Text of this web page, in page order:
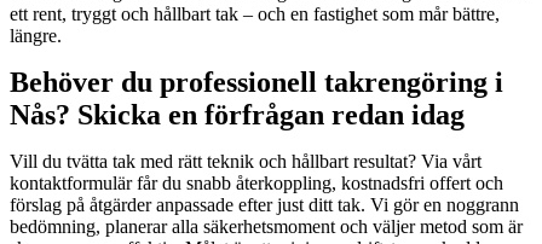
ett rent, tryggt och hållbart tak – och en fastighet som mår bättre,
längre.
Behöver du professionell takrengöring i
Nås? Skicka en förfrågan redan idag
Vill du tvätta tak med rätt teknik och hållbart resultat? Via vårt
kontaktformulär får du snabb återkoppling, kostnadsfri offert och
förslag på åtgärder anpassade efter just ditt tak. Vi gör en noggrann
bedömning, planerar alla säkerhetsmoment och väljer metod som är